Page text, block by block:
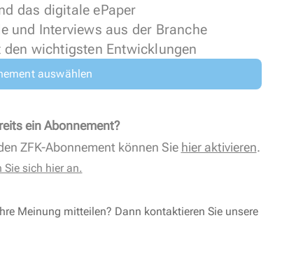
das digitale ePaper
und Interviews aus der Branche
wichtigsten Entwicklungen
auswählen
ein Abonnement?
ZFK-Abonnement können Sie hier aktivieren.
Sie sich hier an.
Meinung mitteilen? Dann kontaktieren Sie unsere